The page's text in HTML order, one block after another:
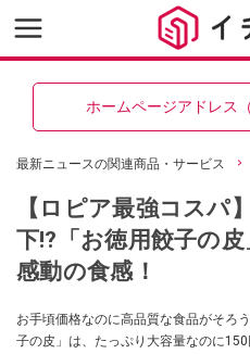
ホームページアドレス
最新ニュースの関連商品・サービス
【ロピア最強コスパ
下⁉「お徳用餃子の
感動の食感！
お手頃価格なのに高品質な食品がそろ
子の皮」は、たっぷり大容量なのに